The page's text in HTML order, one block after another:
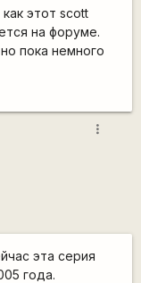
этот scott
на форуме.
пока немного
more_vert
эта серия
года.